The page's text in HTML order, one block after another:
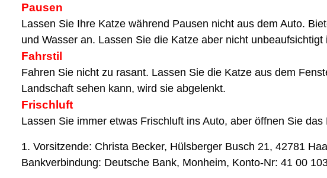
Pausen
Lassen Sie Ihre Katze während Pausen nicht aus dem Auto.
und Wasser an. Lassen Sie die Katze aber nicht unbeaufsichtigt
Fahrstil
Fahren Sie nicht zu rasant. Lassen Sie die Katze aus dem
Landschaft sehen kann, wird sie abgelenkt.
Frischluft
Lassen Sie immer etwas Frischluft ins Auto, aber öffnen Sie
1. Vorsitzende: Christa Becker, Hülsberger Busch 21, 42781
Bankverbindung: Deutsche Bank, Monheim, Konto-Nr: 41 00